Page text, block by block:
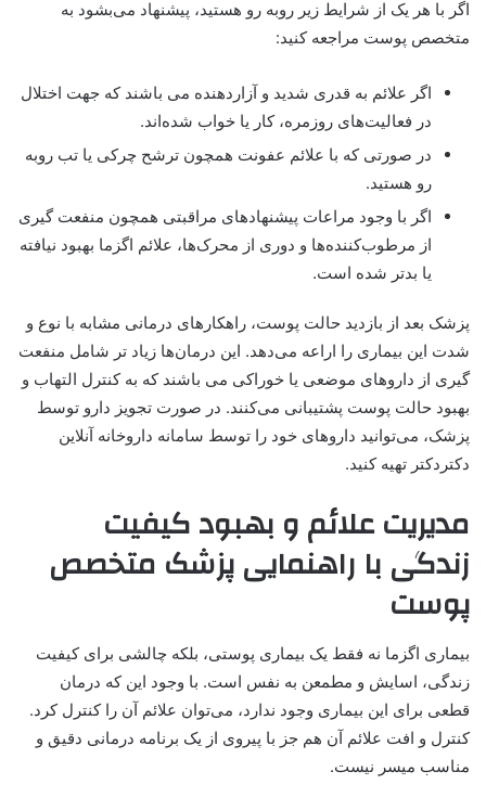
اگر با هر یک از شرایط زیر روبه رو هستید، پیشنهاد می‌بشود به
متخصص پوست مراجعه کنید:
اگر علائم به قدری شدید و آزاردهنده می باشند که جهت اختلال
در فعالیت‌های روزمره، کار یا خواب شده‌اند.
در صورتی که با علائم عفونت همچون ترشح چرکی یا تب روبه
رو هستید.
اگر با وجود مراعات پیشنهاد‌های مراقبتی همچون منفعت گیری
از مرطوب‌کننده‌ها و دوری از محرک‌ها، علائم اگزما بهبود نیافته
یا بدتر شده است.
پزشک بعد از بازدید حالت پوست، راهکارهای درمانی مشابه با نوع و
شدت این بیماری را اراعه می‌دهد. این درمان‌ها زیاد تر شامل منفعت
گیری از داروهای موضعی یا خوراکی می باشند که به کنترل التهاب و
بهبود حالت پوست پشتیبانی می‌کنند. در صورت تجویز دارو توسط
پزشک، می‌توانید داروهای خود را توسط سامانه داروخانه آنلاین
دکتردکتر تهیه کنید.
مدیریت علائم و بهبود کیفیت
زندگی با راهنمایی پزشک متخصص
پوست
بیماری اگزما نه فقط یک بیماری پوستی، بلکه چالشی برای کیفیت
زندگی، اسایش و مطمعن به نفس است. با وجود این که درمان
قطعی برای این بیماری وجود ندارد، می‌توان علائم آن را کنترل کرد.
کنترل و افت علائم آن هم جز با پیروی از یک برنامه درمانی دقیق و
مناسب میسر نیست.